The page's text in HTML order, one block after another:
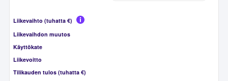
Liikevaihto (tuhatta €)
Liikevaihdon muutos
Käyttökate
Liikevoitto
Tilikauden tulos (tuhatta €)